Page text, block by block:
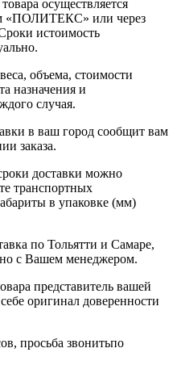
осуществляется
«ПОЛИТЕКС» или через
истоимость
объема, стоимости
назначения и
случая.
в ваш город сообщит вам
заказа.
доставки можно
транспортных
в упаковке (мм)
по Тольятти и Самаре,
с Вашем менеджером.
представитель вашей
оригинал доверенности
просьба звонитьпо